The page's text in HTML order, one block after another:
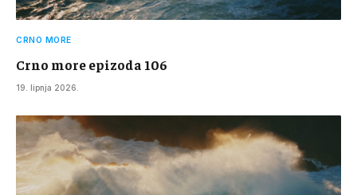
CRNO MORE
Crno more epizoda 106
19. lipnja 2026.